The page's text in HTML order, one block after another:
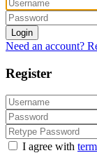
Login
Need an account?
Register
I agree with